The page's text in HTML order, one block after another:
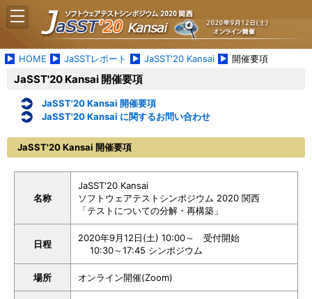
HOME JaSSTレポート JaSST'20 Kansai 開催要項
JaSST'20 Kansai 開催要項
JaSST'20 Kansai 開催要項
JaSST'20 Kansai に関するお問い合わせ
JaSST'20 Kansai 開催要項
名称
JaSST'20 Kansai
ソフトウェアテストシンポジウム 2020 関西
「テストについての分解・再構築」
日程
2020年9月12日(土) 10:00～ 受付開始
10:30～17:45 シンポジウム
場所 オンライン開催(Zoom)